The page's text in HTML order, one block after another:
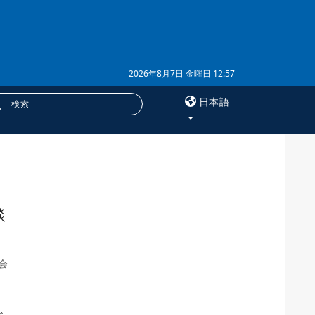
2026年8月7日 金曜日 12:57
日本語